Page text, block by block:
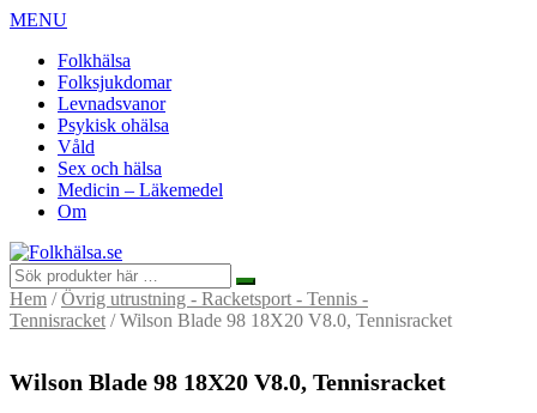
MENU
Folkhälsa
Folksjukdomar
Levnadsvanor
Psykisk ohälsa
Våld
Sex och hälsa
Medicin – Läkemedel
Om
Hem /Övrig utrustning - Racketsport - Tennis -
Tennisracket / Wilson Blade 98 18X20 V8.0, Tennisracket
Wilson Blade 98 18X20 V8.0, Tennisracket